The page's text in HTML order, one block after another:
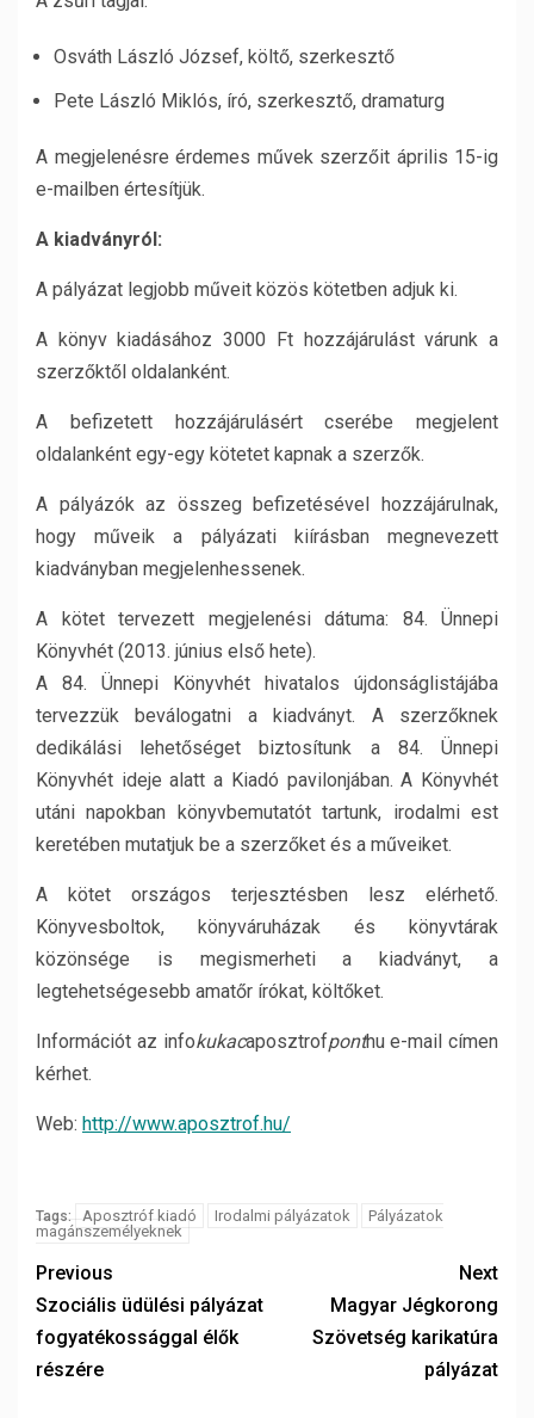
Osváth László József, költő, szerkesztő
Pete László Miklós, író, szerkesztő, dramaturg
A megjelenésre érdemes művek szerzőit április 15-ig
e-mailben értesítjük.
A kiadványról:
A pályázat legjobb műveit közös kötetben adjuk ki.
A könyv kiadásához 3000 Ft hozzájárulást várunk a
szerzőktől oldalanként.
A befizetett hozzájárulásért cserébe megjelent
oldalanként egy-egy kötetet kapnak a szerzők.
A pályázók az összeg befizetésével hozzájárulnak,
hogy műveik a pályázati kiírásban megnevezett
kiadványban megjelenhessenek.
A kötet tervezett megjelenési dátuma: 84. Ünnepi
Könyvhét (2013. június első hete).
A 84. Ünnepi Könyvhét hivatalos újdonságlistájába
tervezzük beválogatni a kiadványt. A szerzőknek
dedikálási lehetőséget biztosítunk a 84. Ünnepi
Könyvhét ideje alatt a Kiadó pavilonjában. A Könyvhét
utáni napokban könyvbemutatót tartunk, irodalmi est
keretében mutatjuk be a szerzőket és a műveiket.
A kötet országos terjesztésben lesz elérhető.
Könyvesboltok, könyváruházak és könyvtárak
közönsége is megismerheti a kiadványt, a
legtehetségesebb amatőr írókat, költőket.
Információt az infokukacaposztrofponthu e-mail címen
kérhet.
Web: http://www.aposztrof.hu/
Tags: Aposztróf kiadó Irodalmi pályázatok
Pályázatok
magánszemélyeknek
Previous
Szociális üdülési pályázat
fogyatékossággal élők
részére
Next
Magyar Jégkorong
Szövetség karikatúra
pályázat